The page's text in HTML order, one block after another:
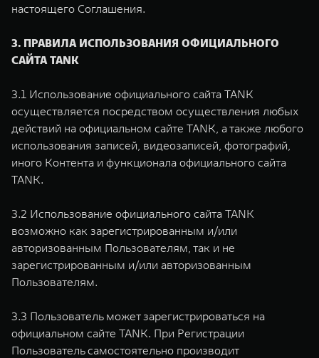
настоящего Соглашения.
3. ПРАВИЛА ИСПОЛЬЗОВАНИЯ ОФИЦИАЛЬНОГО
САЙТА TANK
3.1 Использование официального сайта TANK
осуществляется посредством осуществления любых
действий на официальном сайте TANK, а также любого
использования записей, видеозаписей, фотографий,
иного Контента и функционала официального сайта
TANK.
3.2 Использование официального сайта TANK
возможно как зарегистрированным и/или
авторизованным Пользователям, так и не
зарегистрированным и/или авторизованным
Пользователям.
3.3 Пользователь может зарегистрироваться на
официальном сайте TANK. При Регистрации
Пользователь самостоятельно производит